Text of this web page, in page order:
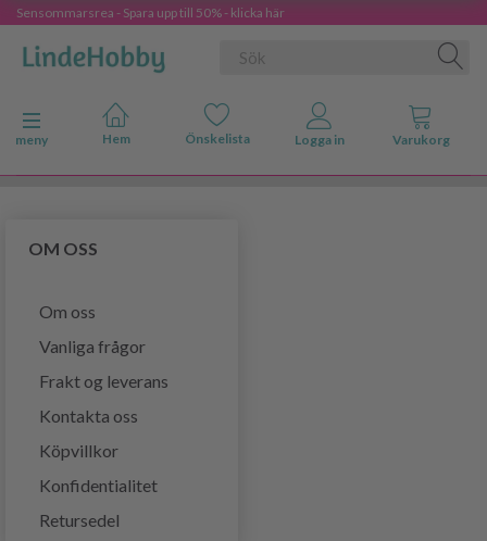
Sensommarsrea - Spara upp till 50% - klicka här
Ändra navigering
meny
OM OSS
Om oss
Vanliga frågor
Frakt og leverans
Kontakta oss
Köpvillkor
Konfidentialitet
Retursedel